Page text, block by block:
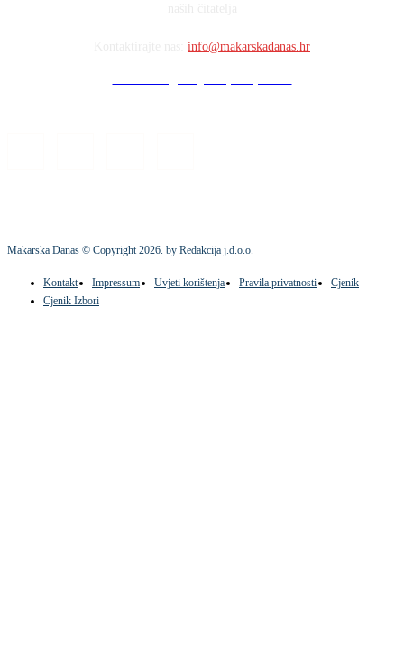
info@makarskadanas.hr
Makarska Danas © Copyright2026. by Redakcija j.d.o.o.
Kontakt Impressum Uvjeti korištenja Pravila privatnosti
Cjenik
Cjenik Izbori